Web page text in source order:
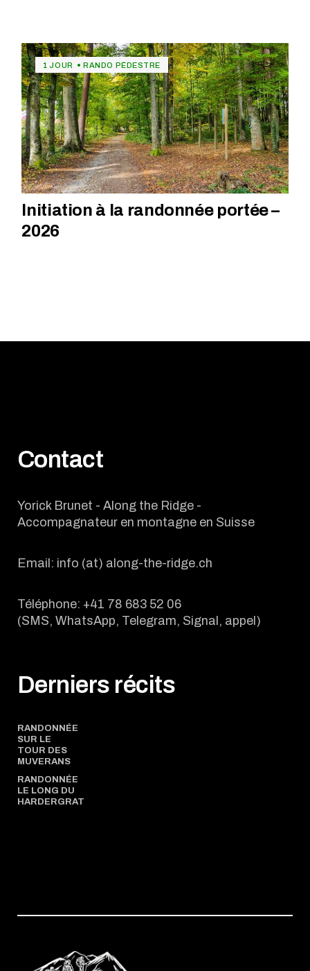
1 JOUR RANDO PÉDESTRE
Initiation à la randonnée portée –
2026
Contact
Yorick Brunet - Along the Ridge -
Accompagnateur en montagne en Suisse
Email: info (at) along-the-ridge.ch
Téléphone: +41 78 683 52 06
(SMS, WhatsApp, Telegram, Signal, appel)
Derniers récits
RANDONNÉE
SUR LE
TOUR DES
MUVERANS
RANDONNÉE
LE LONG DU
HARDERGRAT